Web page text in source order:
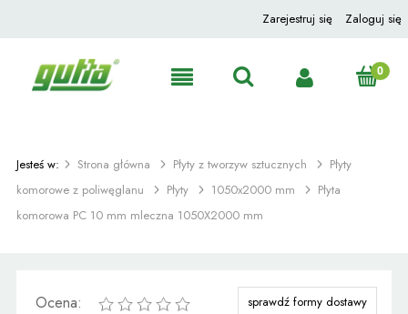
Zarejestruj się Zaloguj się
Jesteś w: Strona główna Płyty z tworzyw sztucznych
Płyty
komorowe z poliwęglanu
Płyty 1050x2000 mm
Płyta
komorowa PC 10 mm mleczna 1050X2000 mm
sprawdź formy dostawy
Ocena: